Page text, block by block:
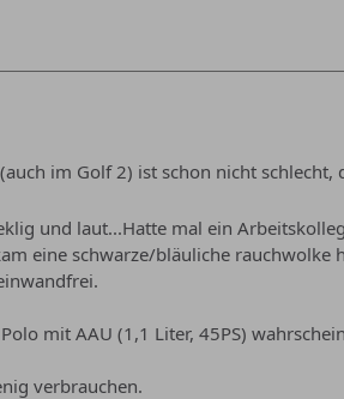
im Golf 2) ist schon nicht
und laut...Hatte mal ein
eine schwarze/bläuliche
mit AAU (1,1 Liter, 45PS)
verbrauchen.